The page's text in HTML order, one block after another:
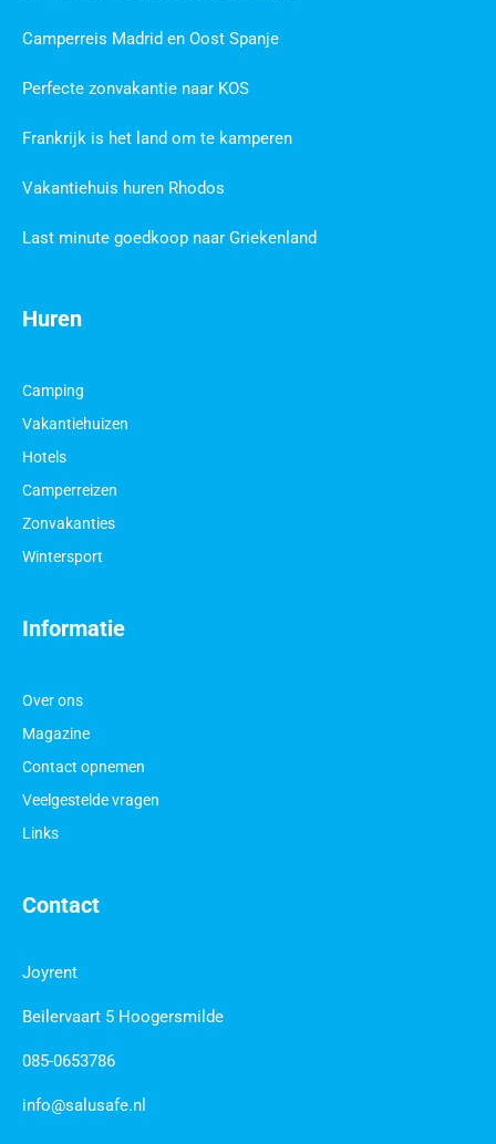
Contact
Joyrent
Beilervaart 5 Hoogersmilde
085-0653786
info@salusafe.nl
Informatie
Over ons
Magazine
Contact opnemen
Veelgestelde vragen
Links
Huren
Camping
Vakantiehuizen
Hotels
Camperreizen
Zonvakanties
Wintersport
Camperreis Madrid en Oost Spanje
Perfecte zonvakantie naar KOS
Frankrijk is het land om te kamperen
Vakantiehuis huren Rhodos
Last minute goedkoop naar Griekenland